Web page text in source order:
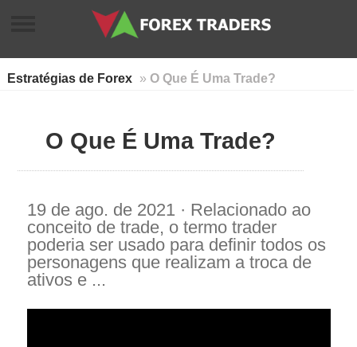
Estratégias de Forex » O Que É Uma Trade?
O Que É Uma Trade?
19 de ago. de 2021 · Relacionado ao
conceito de trade, o termo trader
poderia ser usado para definir todos os
personagens que realizam a troca de
ativos e ...